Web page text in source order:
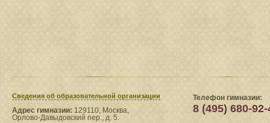
Сведения​ об образовательной организации
Адрес гимназии: 129110, Москва,
Орлово-Давыдовский пер., д. 5.
Телефон гимназии:
8 (495) 680-92-